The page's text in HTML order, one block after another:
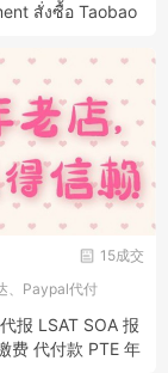
สั่งซื้อ Taobao
WeChat Al
15成交
、Paypal代付
报 LSAT SOA 报
费 代付款 PTE 年